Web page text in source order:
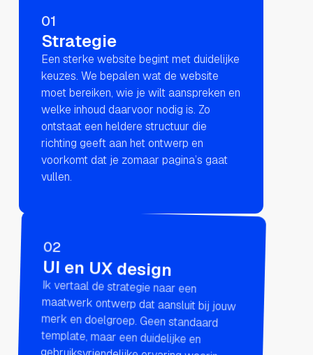
01
Strategie
Een sterke website begint met duidelijke
keuzes. We bepalen wat de website
moet bereiken, wie je wilt aanspreken en
welke inhoud daarvoor nodig is. Zo
ontstaat een heldere structuur die
richting geeft aan het ontwerp en
voorkomt dat je zomaar pagina’s gaat
vullen.
02
UI en UX design
Ik vertaal de strategie naar een
maatwerk ontwerp dat aansluit bij jouw
merk en doelgroep. Geen standaard
template, maar een duidelijke en
gebruiksvriendelijke ervaring waarin
iedere pagina een functie heeft. Je ziet
vooraf precies hoe de website eruitziet